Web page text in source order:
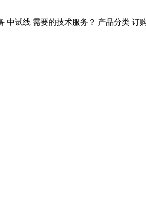
试线 需要的技术服务？ 产品分类 订